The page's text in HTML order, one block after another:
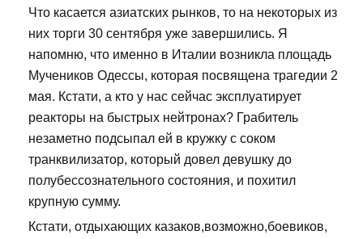
Что касается азиатских рынков, то на некоторых из
них торги 30 сентября уже завершились. Я
напомню, что именно в Италии возникла площадь
Мучеников Одессы, которая посвящена трагедии 2
мая. Кстати, а кто у нас сейчас эксплуатирует
реакторы на быстрых нейтронах? Грабитель
незаметно подсыпал ей в кружку с соком
транквилизатор, который довел девушку до
полубессознательного состояния, и похитил
крупную сумму.
Кстати, отдыхающих казаков,возможно,боевиков,